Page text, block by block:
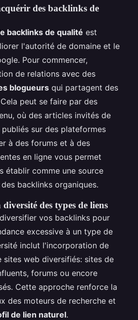
des backlinks de
backlinks de qualité est
l'autorité de domaine et le
Pour commencer,
de relations avec des
blogueurs qui partagent des
peut se faire par des
où des articles invités de
sur des plateformes
à des forums et à des
en ligne vous permet
établir comme une source
backlinks organiques.
des types de liens
vos backlinks pour
excessive à un type de
inclut l'incorporation de
sites web diversifiés: sites de
forums ou encore
Cette approche renforce la
des moteurs de recherche et
de lien naturel.